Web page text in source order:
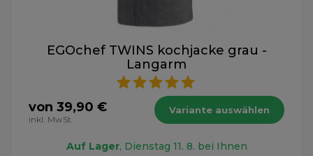
EGOchef TWINS kochjacke grau -
Langarm
von 39,90 €
inkl. MwSt.
Variante auswählen
Auf Lager, Dienstag 11. 8. bei Ihnen